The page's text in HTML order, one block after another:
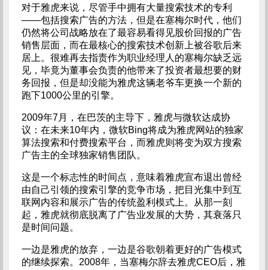
对于雅虎来说，尽管手中拥有大量搜索技术的专利
——包括搜索广告的方法，但是在塞梅尔时代，他们
仍然将公司战略放在了最容易看得见股价回报的广告
销售层面，而在最核心的搜索技术创新上被谷歌后来
居上。很难再去指责作为职业经理人的塞梅尔缺乏远
见，毕竟为董事会负责的他带来了投资者最想要的财
务回报，但是却没能为雅虎这辆老爷车更换一个新的
跑下1000公里的引擎。
2009年7月，在巴茨的主导下，雅虎与微软达成协
议：在未来10年内，微软Bing将成为雅虎网站的独家
算法搜索和付费搜索平台，而雅虎则将变为双方搜索
广告主的全球独家销售团队。
这是一个标志性的时间点，意味着雅虎宣布退出曾经
由自己引领的搜索引擎的竞争市场，把目光集中到互
联网内容和展示广告的传统盈利模式上。从那一刻
起，雅虎就彻底脱离了广告业发展的大势，其衰落只
是时间问题。
一边是雅虎的放弃，一边是谷歌朝着更好的广告模式
的继续探索。2008年，当塞梅尔辞去雅虎CEO后，雅